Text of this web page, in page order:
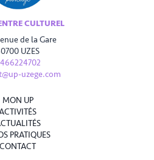
CULTUREL
de la Gare
UZES
uzege.com
MON UP
PRATIQUES
CONTACT